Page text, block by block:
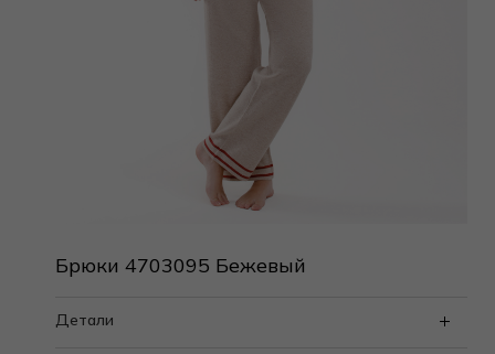
Брюки 4703095 Бежевый
Детали